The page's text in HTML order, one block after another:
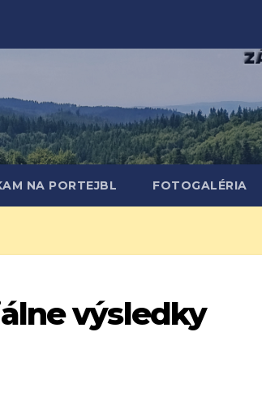
NA PORTEJBL FOTOGALÉRIA
výsledky